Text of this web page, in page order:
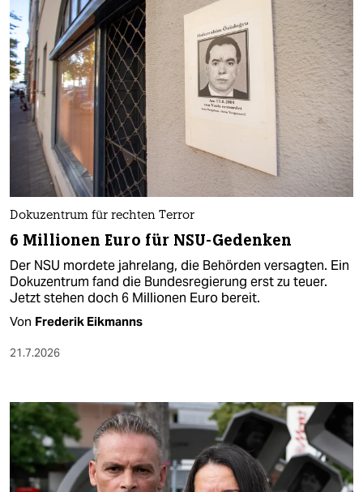
Dokuzentrum für rechten Terror
6 Millionen Euro für NSU-Gedenken
Der NSU mordete jahrelang, die Behörden versagten. Ein
Dokuzentrum fand die Bundesregierung erst zu teuer.
Jetzt stehen doch 6 Millionen Euro bereit.
Von Frederik Eikmanns
21.7.2026